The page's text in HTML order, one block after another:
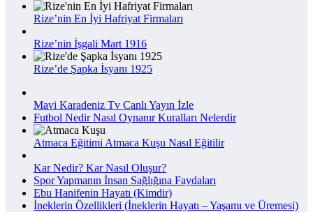
Rize’nin En İyi Hafriyat Firmaları
Rize’nin İşgali Mart 1916
Rize’de Şapka İsyanı 1925
Mavi Karadeniz Tv Canlı Yayın İzle
Futbol Nedir Nasıl Oynanır Kuralları Nelerdir
Atmaca Eğitimi Atmaca Kuşu Nasıl Eğitilir
Kar Nedir? Kar Nasıl Oluşur?
Spor Yapmanın İnsan Sağlığına Faydaları
Ebu Hanifenin Hayatı (Kimdir)
İneklerin Özellikleri (İneklerin Hayatı – Yaşamı ve Üremesi)